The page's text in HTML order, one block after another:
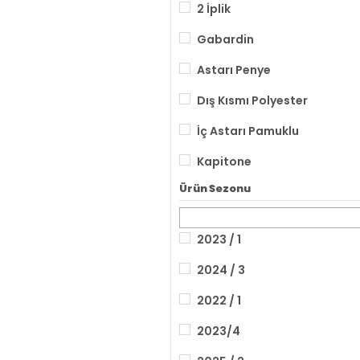
2 İplik
Gabardin
Astarı Penye
Dış Kısmı Polyester
İç Astarı Pamuklu
Kapitone
Kalın Penye
Ürün Sezonu
2023 / 1
2024 / 3
2022 / 1
2023/4